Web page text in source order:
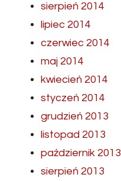
sierpień 2014
lipiec 2014
czerwiec 2014
maj 2014
kwiecień 2014
styczeń 2014
grudzień 2013
listopad 2013
październik 2013
sierpień 2013